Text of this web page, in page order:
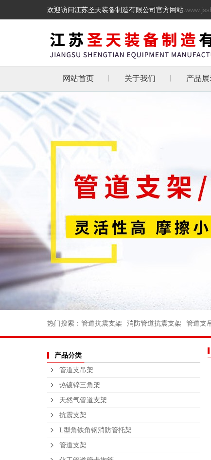
欢迎访问江苏圣天装备制造有限公司官方网站:
网站首页 关于我们 产品展
L型角铁角
托架
管道支架
消防管道
不锈钢丝
沟槽消防
法兰不锈
不锈钢支
钢结构平
热门搜索： 管道抗震支架 消防管道抗震支架 管道支
产品分类
管道支吊架
热镀锌三角架
天然气管道支架
抗震支架
L型角铁角钢消防管托架
管道支架